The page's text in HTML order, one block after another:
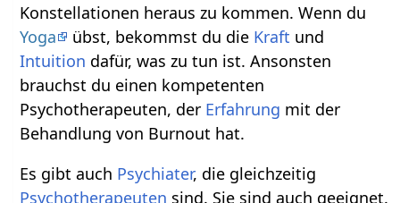
Konstellationen heraus zu kommen. Wenn du
Yoga
übst, bekommst du die Kraft und
Intuition dafür, was zu tun ist. Ansonsten
brauchst du einen kompetenten
Psychotherapeuten, der Erfahrung mit der
Behandlung von Burnout hat.
Es gibt auch Psychiater, die gleichzeitig
Psychotherapeuten sind. Sie sind auch geeignet.